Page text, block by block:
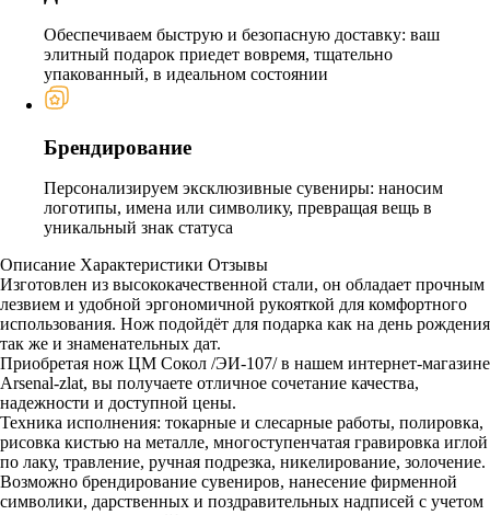
Обеспечиваем быструю и безопасную доставку: ваш
элитный подарок приедет вовремя, тщательно
упакованный, в идеальном состоянии
Брендирование
Персонализируем эксклюзивные сувениры: наносим
логотипы, имена или символику, превращая вещь в
уникальный знак статуса
Описание Характеристики Отзывы
Изготовлен из высококачественной стали, он обладает прочным
лезвием и удобной эргономичной рукояткой для комфортного
использования. Нож подойдёт для подарка как на день рождения
так же и знаменательных дат.
Приобретая нож ЦМ Сокол /ЭИ-107/ в нашем интернет-магазине
Arsenal-zlat, вы получаете отличное сочетание качества,
надежности и доступной цены.
Техника исполнения: токарные и слесарные работы, полировка,
рисовка кистью на металле, многоступенчатая гравировка иглой
по лаку, травление, ручная подрезка, никелирование, золочение.
Возможно брендирование сувениров, нанесение фирменной
символики, дарственных и поздравительных надписей с учетом